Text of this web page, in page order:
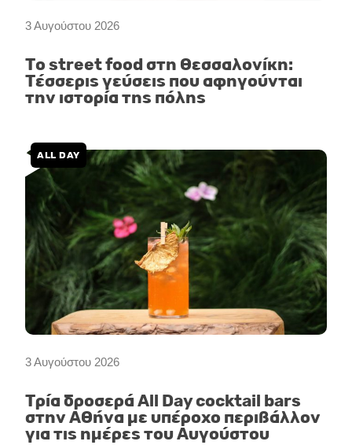
3 Αυγούστου 2026
Το street food στη Θεσσαλονίκη:
Τέσσερις γεύσεις που αφηγούνται
την ιστορία της πόλης
3 Αυγούστου 2026
ALL DAY
Τρία δροσερά All Day cocktail bars
στην Αθήνα με υπέροχο περιβάλλον
για τις ημέρες του Αυγούστου